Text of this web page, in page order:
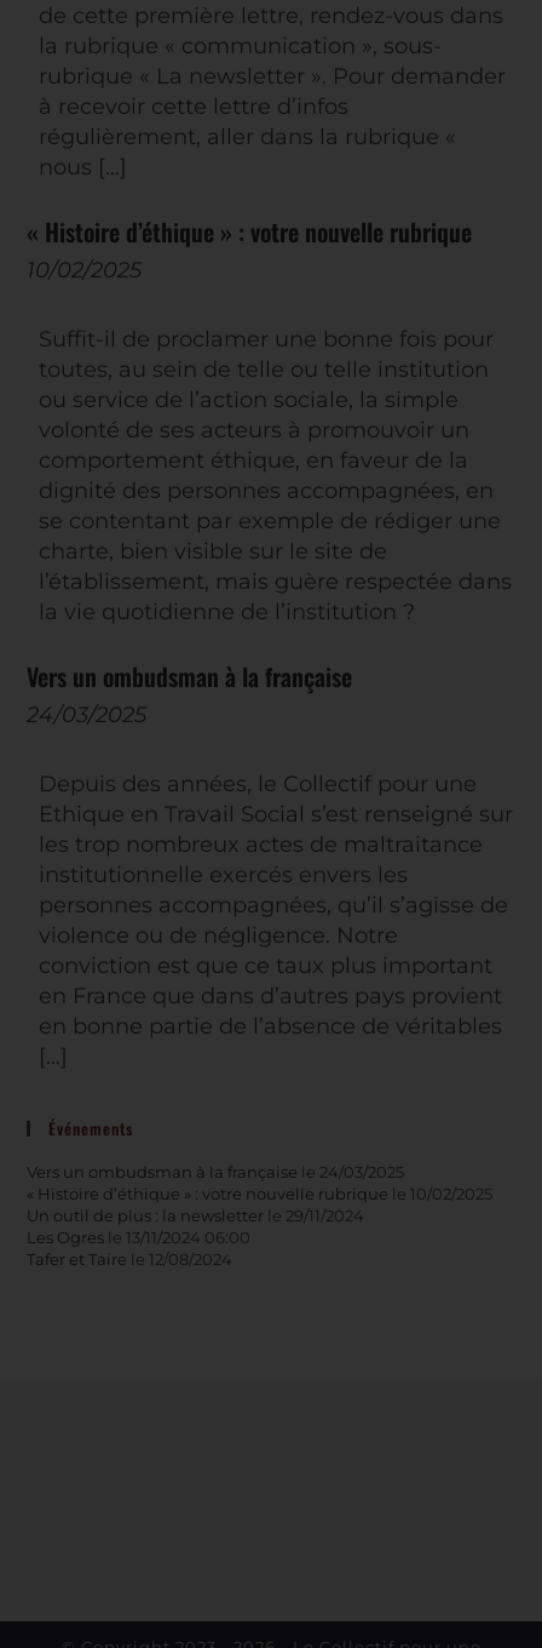
de cette première lettre, rendez-vous dans
la rubrique « communication », sous-
rubrique « La newsletter ». Pour demander
à recevoir cette lettre d’infos
régulièrement, aller dans la rubrique «
nous […]
« Histoire d’éthique » : votre nouvelle rubrique
10/02/2025
Suffit-il de proclamer une bonne fois pour
toutes, au sein de telle ou telle institution
ou service de l’action sociale, la simple
volonté de ses acteurs à promouvoir un
comportement éthique, en faveur de la
dignité des personnes accompagnées, en
se contentant par exemple de rédiger une
charte, bien visible sur le site de
l’établissement, mais guère respectée dans
la vie quotidienne de l’institution ?
Vers un ombudsman à la française
24/03/2025
Depuis des années, le Collectif pour une
Ethique en Travail Social s’est renseigné sur
les trop nombreux actes de maltraitance
institutionnelle exercés envers les
personnes accompagnées, qu’il s’agisse de
violence ou de négligence. Notre
conviction est que ce taux plus important
en France que dans d’autres pays provient
en bonne partie de l’absence de véritables
[…]
Événements
Vers un ombudsman à la française le 24/03/2025
« Histoire d’éthique » : votre nouvelle rubrique le 10/02/2025
Un outil de plus : la newsletter le 29/11/2024
Les Ogres le 13/11/2024 06:00
Tafer et Taire le 12/08/2024